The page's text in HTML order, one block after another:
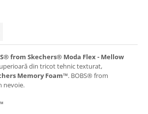
from Skechers® Moda Flex - Mellow
din tricot tehnic texturat,
Memory Foam™. BOBS® from
nevoie.